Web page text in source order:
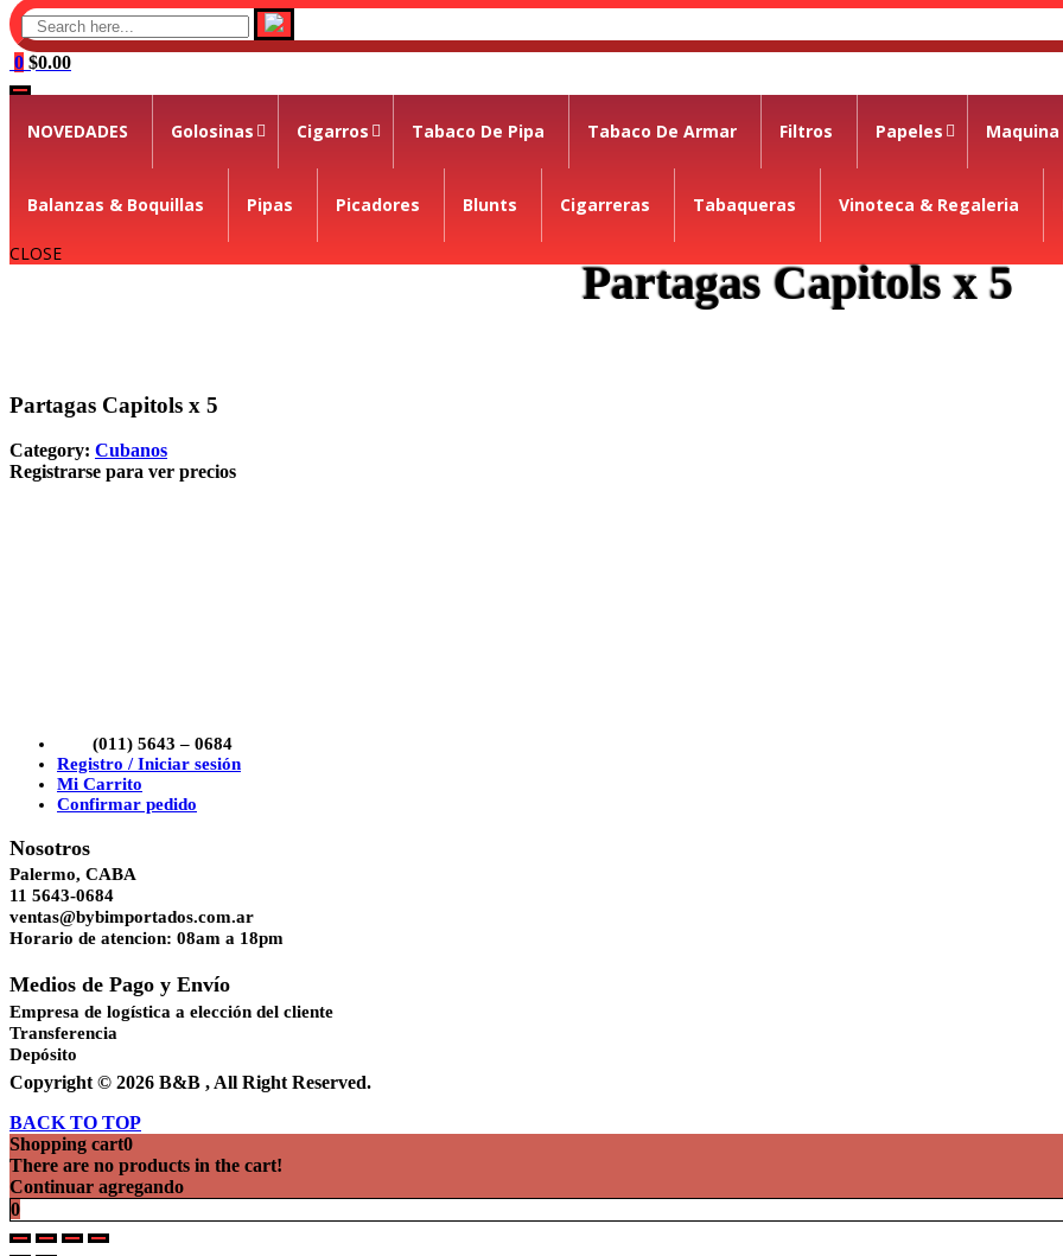
0 $0.00
NOVEDADES Golosinas Cigarros Tabaco De Pipa Tabaco De Armar Filtros Papeles
Balanzas & Boquillas Pipas Picadores Blunts Cigarreras Tabaqueras Vinoteca & Regaleria
CLOSE
Partagas Capitols x 5
Partagas Capitols x 5
Category: Cubanos
Registrarse para ver precios
(011) 5643 – 0684
Registro / Iniciar sesión
Mi Carrito
Confirmar pedido
Nosotros
Palermo, CABA
11 5643-0684
ventas@bybimportados.com.ar
Horario de atencion: 08am a 18pm
Medios de Pago y Envío
Empresa de logística a elección del cliente
Transferencia
Depósito
Copyright © 2026 B&B , All Right Reserved.
BACK TO TOP
Shopping cart0
There are no products in the cart!
Continuar agregando
0